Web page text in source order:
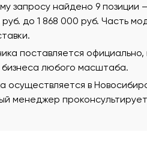
запросу найдено 9 позиции
руб. до 1 868 000 руб. Часть
поставляется
бизнеса любого масштаба.
осуществляется в
менеджер